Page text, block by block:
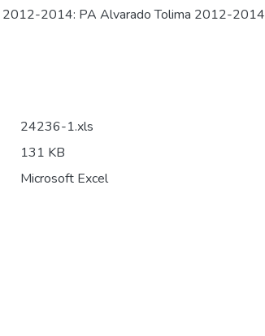
2012-2014: PA Alvarado Tolima 2012-2014
24236-1.xls
131 KB
Microsoft Excel